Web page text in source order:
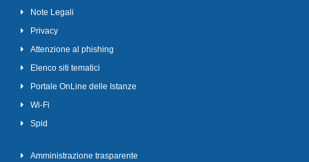
Note Legali
Privacy
Attenzione al phishing
Elenco siti tematici
Portale OnLine delle Istanze
Wi-Fi
Spid
Amministrazione trasparente